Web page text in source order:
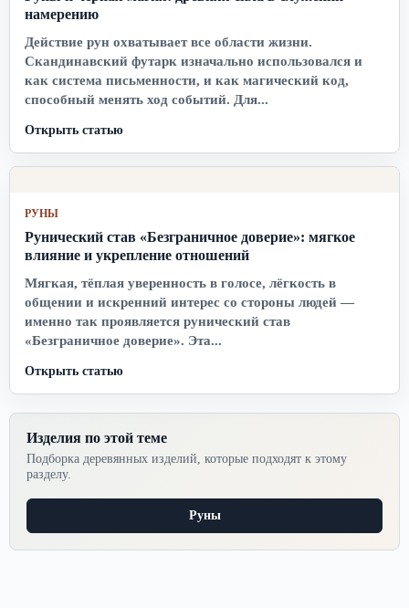
намерению
Действие рун охватывает все области жизни.
Скандинавский футарк изначально использовался и
как система письменности, и как магический код,
способный менять ход событий. Для...
Открыть статью
РУНЫ
Рунический став «Безграничное доверие»: мягкое
влияние и укрепление отношений
Мягкая, тёплая уверенность в голосе, лёгкость в
общении и искренний интерес со стороны людей —
именно так проявляется рунический став
«Безграничное доверие». Эта...
Открыть статью
Изделия по этой теме
Подборка деревянных изделий, которые подходят к этому
разделу.
Руны